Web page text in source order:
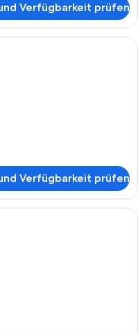
Verfügbarkeit prüfen
Hotelzimmer mit einem großen
Verfügbarkeit prüfen
Hotelzimmer mit einem großen